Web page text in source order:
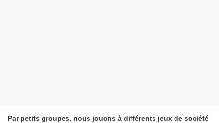
Par petits groupes, nous jouons à différents jeux de société